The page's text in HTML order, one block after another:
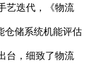
艺迭代，《物流
仓储系统机能评估
台，细致了物流